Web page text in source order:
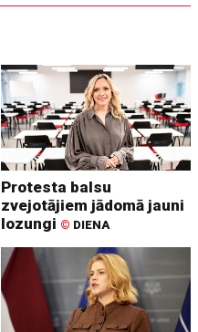
Protesta balsu
zvejotājiem jādomā jauni
lozungi © DIENA